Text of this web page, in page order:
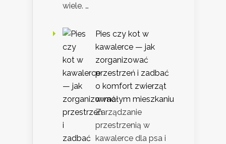
wiele. …
Pies czy kot w
kawalerce — jak
zorganizować
przestrzeń i zadbać
o komfort zwierząt
w małym mieszkaniu
Zarządzanie
przestrzenią w
kawalerce dla psa i